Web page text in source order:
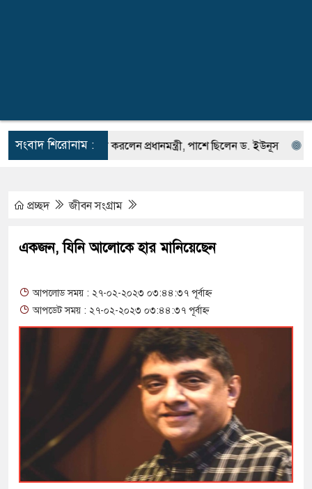
সংবাদ শিরোনাম :
উদ্বোধন করলেন প্রধানমন্ত্রী, পাশে ছিলেন ড. ইউনূস জুলাই শহীদদের
প্রচ্ছদ জীবন সংগ্রাম
একজন, যিনি আলোকে হার মানিয়েছেন
আপলোড সময় : ২৭-০২-২০২৩ ০৩:৪৪:৩৭ পূর্বাহ্ন
আপডেট সময় : ২৭-০২-২০২৩ ০৩:৪৪:৩৭ পূর্বাহ্ন